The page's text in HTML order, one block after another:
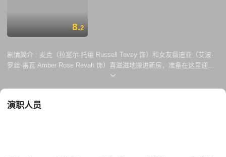
8.2
剧情简介 : 麦克（拉塞尔·托维 Russell Tovey 饰）和女友薇迪亚（艾波·
罗丝·雷瓦 Amber Rose Revah 饰）喜滋滋地搬进新房，准备在这里迎接
两人爱情的结晶，没想到，阁楼里的一具无名尸体令两人陷入了复杂而纠
老的他接下了这个扑朔迷离的案子。没有线索，没有动机，没有现场，莱
演职人员